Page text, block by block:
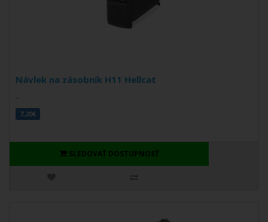
Návlek na zásobník H11 Hellcat
..
7,20€
SLEDOVAŤ DOSTUPNOSŤ